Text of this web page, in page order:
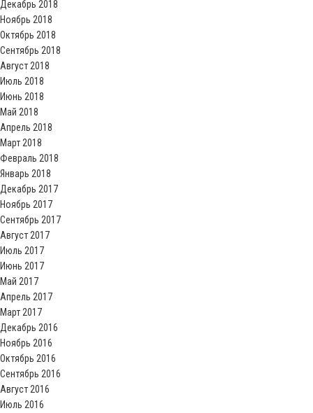
Декабрь 2018
Ноябрь 2018
Октябрь 2018
Сентябрь 2018
Август 2018
Июль 2018
Июнь 2018
Май 2018
Апрель 2018
Март 2018
Февраль 2018
Январь 2018
Декабрь 2017
Ноябрь 2017
Сентябрь 2017
Август 2017
Июль 2017
Июнь 2017
Май 2017
Апрель 2017
Март 2017
Декабрь 2016
Ноябрь 2016
Октябрь 2016
Сентябрь 2016
Август 2016
Июль 2016